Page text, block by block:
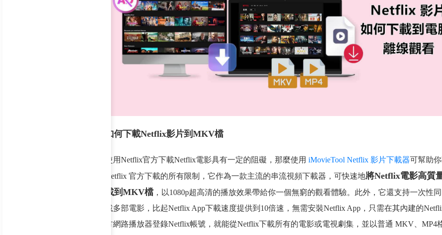
如何下載Netflix影片到MKV檔
使用Netflix官方下載Netflix電影具有一定的阻礙，那麼使用 iMovieTool Netflix 影片下載器可幫助
Netflix 官方下載的所有限制，它作為一款主流的串流視頻下載器，可快速地將Netflix電影高質
載到MKV檔 ，以1080p超高清的播放效果帶給你一個無窮的觀看體驗。此外，它還支持一次性
載多部電影，比起Netflix App下載速度提供到10倍速，無需安裝Netflix App，只需在其內建的
方網路播放器登錄Netflix帳號，就能從Netflix下載所有的電影或電視劇集，並以普通 MKV、MP4